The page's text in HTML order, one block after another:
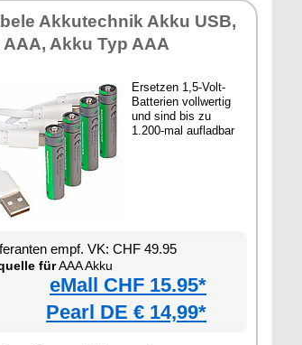
Akkutechnik Akku USB,
Akku Typ AAA
Ersetzen 1,5-Volt-
Batterien vollwertig
und sind bis zu
1.200-mal aufladbar
empf. VK: CHF 49.95
fürAAA Akku
eMall CHF 15.95*
Pearl DE € 14,99*